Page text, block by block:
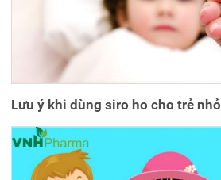
Lưu ý khi dùng siro ho cho trẻ nhỏ